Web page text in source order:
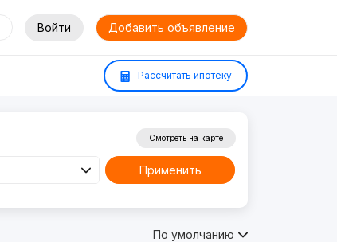
Войти Добавить объявление
Рассчитать ипотеку
Смотреть на карте
Применить
По умолчанию